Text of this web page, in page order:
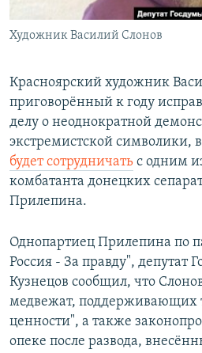
Все сайты РСЕ/РС
Художник Василий Слонов
Красноярский художник
приговорённый к году
делу о неоднократной
экстремистской символики,
будет сотрудничать с одним
комбатанта донецких
Прилепина.
Однопартиец Прилепина по
Россия - За правду", депутат
Кузнецов сообщил, что
медвежат, поддерживающих
ценности", а также
опеке после развода,